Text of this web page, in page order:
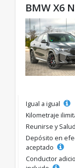
BMW X6
Igual a igual
Kilometraje
Reunirse y
Depósito en
aceptado
Conductor